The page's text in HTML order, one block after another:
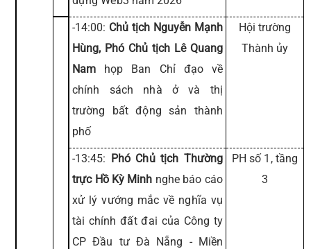
-14:00: Chủ tịch Nguyễn Mạnh
Hùng, Phó Chủ tịch Lê Quang
Nam họp Ban Chỉ đạo về
chính sách nhà ở và thị
trường bất động sản thành
phố
Hội trường
Thành ủy
-13:45: Phó Chủ tịch Thường
trực Hồ Kỳ Minh nghe báo cáo
xử lý vướng mắc về nghĩa vụ
tài chính đất đai của Công ty
CP Đầu tư Đà Nẵng - Miền
PH số 1, tầng
3